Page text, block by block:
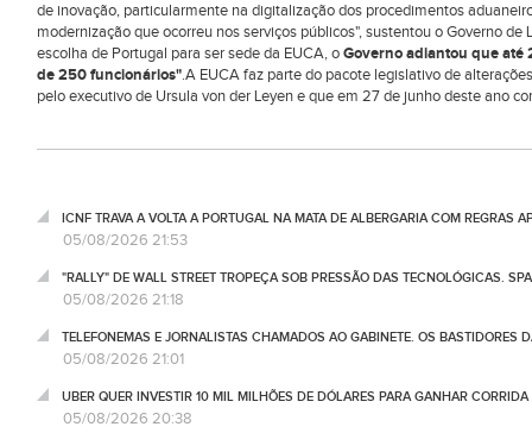
de inovação, particularmente na digitalização dos procedimentos
modernização que ocorreu nos serviços públicos", sustentou o Governo
escolha de Portugal para ser sede da EUCA, oGoverno adiantou que até
de 250 funcionários".A EUCA faz parte do pacote legislativo de
pelo executivo de Ursula von der Leyen e que em 27 de junho deste ano
ICNF TRAVA A VOLTA A PORTUGAL NA MATA DE ALBERGARIA COM REGRAS
05/08/2026 21:53
"RALLY" DE WALL STREET TROPEÇA SOB PRESSÃO DAS TECNOLÓGICAS.
05/08/2026 21:18
TELEFONEMAS E JORNALISTAS CHAMADOS AO GABINETE. OS BASTIDORES
05/08/2026 21:01
UBER QUER INVESTIR 10 MIL MILHÕES DE DÓLARES PARA GANHAR
05/08/2026 20:38